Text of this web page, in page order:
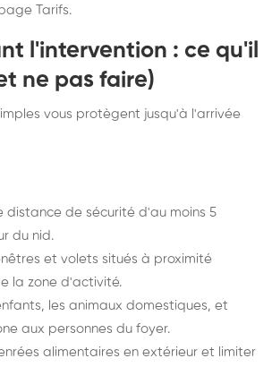
Tarifs.
l'intervention : ce qu'il
ne pas faire)
vous protègent jusqu'à l'arrivée
distance de sécurité d'au moins 5
du nid.
et volets situés à proximité
la zone d'activité.
les animaux domestiques, et
aux personnes du foyer.
alimentaires en extérieur et limiter